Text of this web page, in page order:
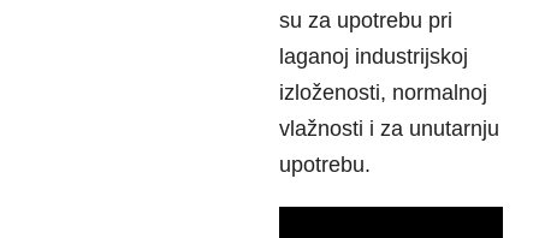
su za upotrebu pri
laganoj industrijskoj
izloženosti, normalnoj
vlažnosti i za unutarnju
upotrebu.